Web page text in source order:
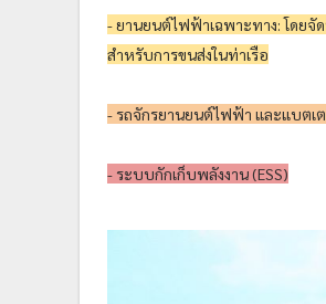
- ยานยนต์ไฟฟ้าเฉพาะทาง: โดยจั
สำหรับการขนส่งในท่าเรือ
- รถจักรยานยนต์ไฟฟ้า และแบต
- ระบบกักเก็บพลังงาน (ESS)